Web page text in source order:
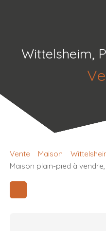
Wittelsheim,
Vente Maison
Maison plain-pied à